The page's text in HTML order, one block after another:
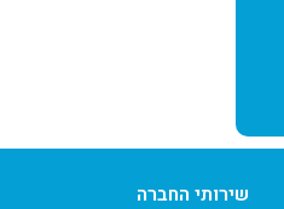
שירותי החברה